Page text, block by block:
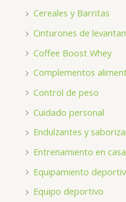
Cereales y Barritas
Cinturones de
Coffee Boost Whey
Complementos
Control de peso
Cuidado personal
Endulzantes y
Entrenamiento en casa
Equipamiento
Equipo deportivo